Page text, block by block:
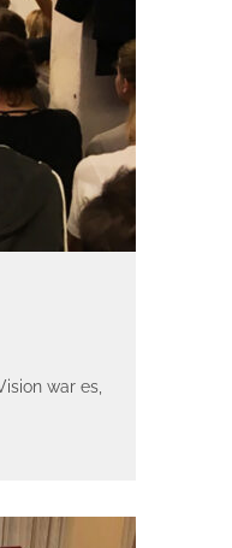
war es,